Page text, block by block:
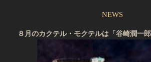
NEWS
８月のカクテル・モクテルは「谷崎潤一